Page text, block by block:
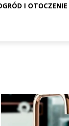
I OTOCZENIE